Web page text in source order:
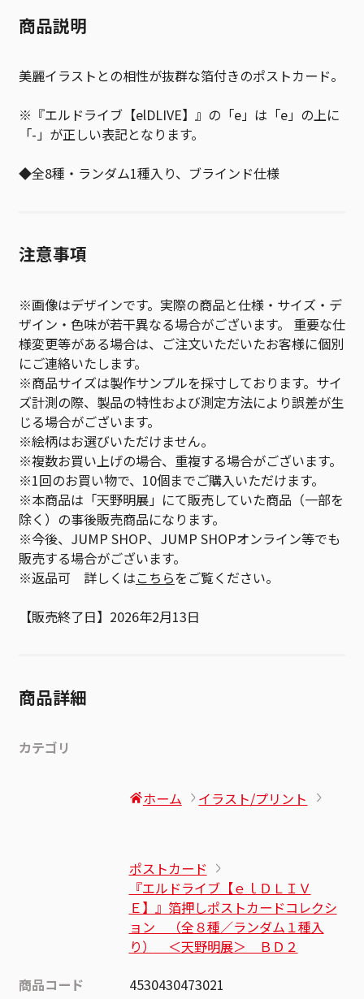
商品説明
美麗イラストとの相性が抜群な箔付きのポストカード。
※『エルドライブ【elDLIVE】』の「e」は「e」の上に
「-」が正しい表記となります。
◆全8種・ランダム1種入り、ブラインド仕様
注意事項
※画像はデザインです。実際の商品と仕様・サイズ・デ
ザイン・色味が若干異なる場合がございます。 重要な仕
様変更等がある場合は、ご注文いただいたお客様に個別
にご連絡いたします。
※商品サイズは製作サンプルを採寸しております。サイ
ズ計測の際、製品の特性および測定方法により誤差が生
じる場合がございます。
※絵柄はお選びいただけません。
※複数お買い上げの場合、重複する場合がございます。
※1回のお買い物で、10個までご購入いただけます。
※本商品は「天野明展」にて販売していた商品（一部を
除く）の事後販売商品になります。
※今後、JUMP SHOP、JUMP SHOPオンライン等でも
販売する場合がございます。
※返品可 詳しくはこちらをご覧ください。
【販売終了日】2026年2月13日
商品詳細
カテゴリ
ホーム イラスト/プリント
ポストカード
『エルドライブ【ｅｌＤＬＩＶ
Ｅ】』箔押しポストカードコレクシ
ョン （全８種／ランダム１種入
り） ＜天野明展＞ ＢＤ２
商品コード
4530430473021